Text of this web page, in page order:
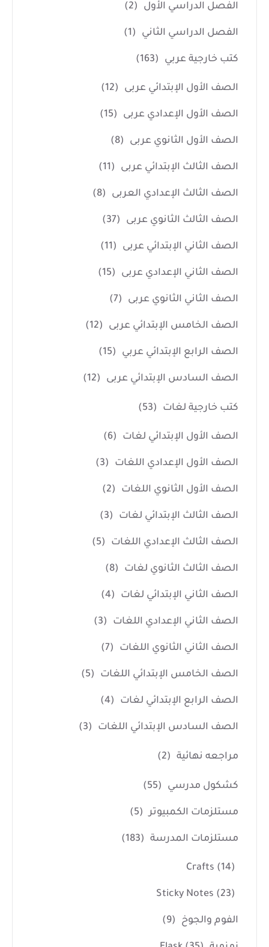
الفصل الدراسي الأول (2)
الفصل الدراسي الثاني (1)
كتب خارجية عربي (163)
الصف الأول الإبتدائي عربى (12)
الصف الأول الإعدادي عربى (15)
الصف الأول الثانوي عربى (8)
الصف الثالث الإبتدائي عربى (11)
الصف الثالث الإعدادي العربى (8)
الصف الثالث الثانوي عربى (37)
الصف الثاني الإبتدائي عربى (11)
الصف الثاني الإعدادي عربى (15)
الصف الثاني الثانوي عربى (7)
الصف الخامس الإبتدائي عربى (12)
الصف الرابع الإبتدائي عربي (15)
الصف السادس الإبتدائي عربى (12)
كتب خارجية لغات (53)
الصف الأول الإبتدائي لغات (6)
الصف الأول الإعدادي اللغات (3)
الصف الأول الثانوي اللغات (2)
الصف الثالث الإبتدائي لغات (3)
الصف الثالث الإعدادي اللغات (5)
الصف الثالث الثانوي لغات (8)
الصف الثاني الإبتدائي لغات (4)
الصف الثاني الإعدادي اللغات (3)
الصف الثاني الثانوي اللغات (7)
الصف الخامس الإبتدائي اللغات (5)
الصف الرابع الإبتدائي لغات (4)
الصف السادس الإبتدائي اللغات (3)
مراجعه نهائية (2)
كشكول مدرسي (55)
مستلزمات الكمبيوتر (5)
مستلزمات المدرسة (183)
Crafts (14)
Sticky Notes (23)
الفوم والجوخ (9)